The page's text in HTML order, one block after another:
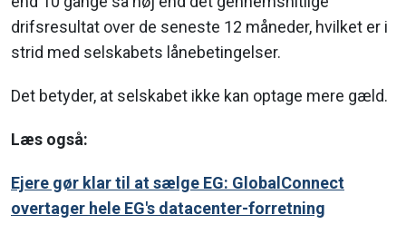
drifsresultat over de seneste 12 måneder, hvilket er i
strid med selskabets lånebetingelser.
Det betyder, at selskabet ikke kan optage mere gæld.
Læs også:
Ejere gør klar til at sælge EG: GlobalConnect
overtager hele EG's datacenter-forretning